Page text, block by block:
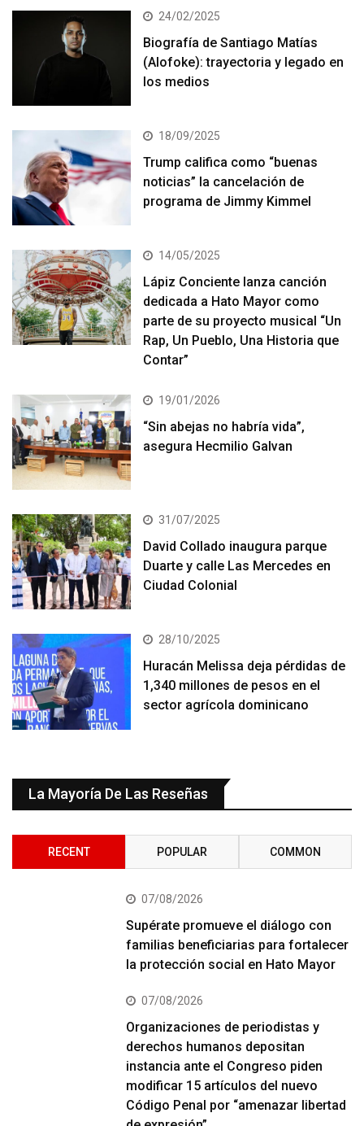
24/02/2025
Biografía de Santiago Matías
(Alofoke): trayectoria y legado en
los medios
18/09/2025
Trump califica como “buenas
noticias” la cancelación de
programa de Jimmy Kimmel
14/05/2025
Lápiz Conciente lanza canción
dedicada a Hato Mayor como
parte de su proyecto musical “Un
Rap, Un Pueblo, Una Historia que
Contar”
19/01/2026
“Sin abejas no habría vida”,
asegura Hecmilio Galvan
31/07/2025
David Collado inaugura parque
Duarte y calle Las Mercedes en
Ciudad Colonial
28/10/2025
Huracán Melissa deja pérdidas de
1,340 millones de pesos en el
sector agrícola dominicano
La Mayoría De Las Reseñas
RECENT POPULAR COMMON
07/08/2026
Supérate promueve el diálogo con
familias beneficiarias para fortalecer
la protección social en Hato Mayor
07/08/2026
Organizaciones de periodistas y
derechos humanos depositan
instancia ante el Congreso piden
modificar 15 artículos del nuevo
Código Penal por “amenazar libertad